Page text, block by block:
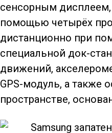
сенсорным дисплеем,
помощью четырёх
дистанционно при
специальной док-
движений,
GPS-модуль, а также
пространстве,